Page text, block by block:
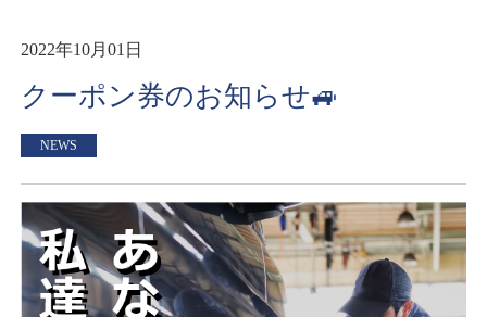
2022年10月01日
クーポン券のお知らせ🚙
NEWS